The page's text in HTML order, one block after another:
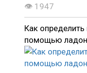
👁 1947
Как
помощью